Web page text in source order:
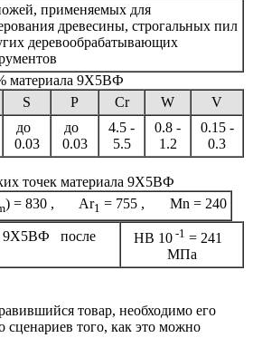
применяемых для
древесины, строгальных пил
деревообрабатывающих
материала 9Х5ВФ
S P Cr W
V
до
0.03
до
0.03
4.5 -
5.5
0.8 -
1.2
0.15 -
0.3
точек материала 9Х5ВФ
) = 830 , Ar1 = 755 , Mn = 240
9Х5ВФ после
HB 10 -1 = 241
МПа
товар, необходимо его
сценариев того, как это можно